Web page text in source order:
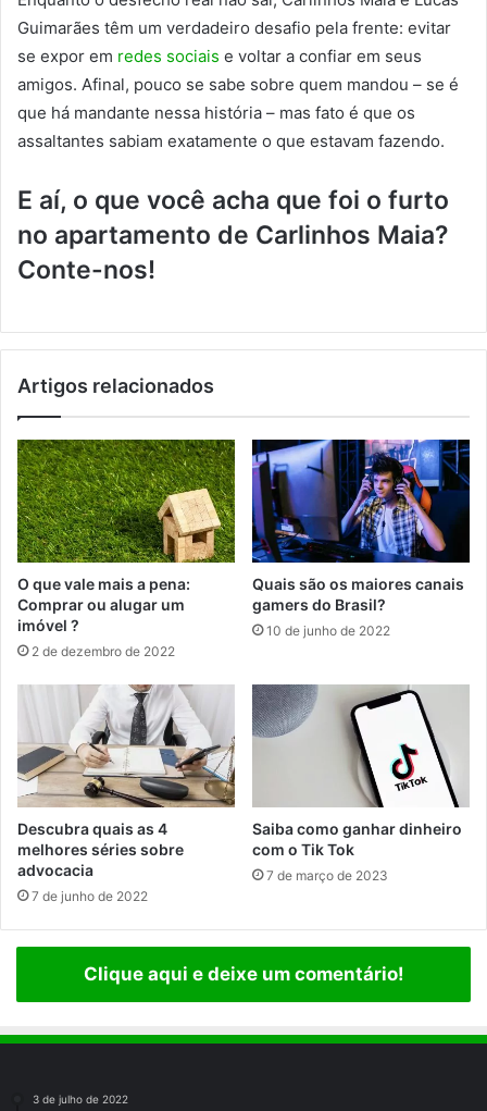
Guimarães têm um verdadeiro desafio pela frente: evitar
se expor em redes sociais e voltar a confiar em seus
amigos. Afinal, pouco se sabe sobre quem mandou – se é
que há mandante nessa história – mas fato é que os
assaltantes sabiam exatamente o que estavam fazendo.
E aí, o que você acha que foi o furto
no apartamento de Carlinhos Maia?
Conte-nos!
Artigos relacionados
O que vale mais a pena:
Comprar ou alugar um
imóvel ?
2 de dezembro de 2022
Quais são os maiores canais
gamers do Brasil?
10 de junho de 2022
Descubra quais as 4
melhores séries sobre
advocacia
7 de junho de 2022
Saiba como ganhar dinheiro
com o Tik Tok
7 de março de 2023
Clique aqui e deixe um comentário!
3 de julho de 2022